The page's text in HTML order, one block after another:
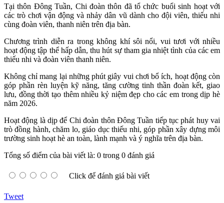
Tại thôn Đông Tuần, Chi đoàn thôn đã tổ chức buổi sinh hoạt với
các trò chơi vận động và nhảy dân vũ dành cho đội viên, thiếu nhi
cùng đoàn viên, thanh niên trên địa bàn.
Chương trình diễn ra trong không khí sôi nổi, vui tươi với nhiều
hoạt động tập thể hấp dẫn, thu hút sự tham gia nhiệt tình của các em
thiếu nhi và đoàn viên thanh niên.
Không chỉ mang lại những phút giây vui chơi bổ ích, hoạt động còn
góp phần rèn luyện kỹ năng, tăng cường tinh thần đoàn kết, giao
lưu, đồng thời tạo thêm nhiều kỷ niệm đẹp cho các em trong dịp hè
năm 2026.
Hoạt động là dịp để Chi đoàn thôn Đông Tuần tiếp tục phát huy vai
trò đồng hành, chăm lo, giáo dục thiếu nhi, góp phần xây dựng môi
trường sinh hoạt hè an toàn, lành mạnh và ý nghĩa trên địa bàn.
Tổng số điểm của bài viết là: 0 trong 0 đánh giá
Click để đánh giá bài viết
Tweet